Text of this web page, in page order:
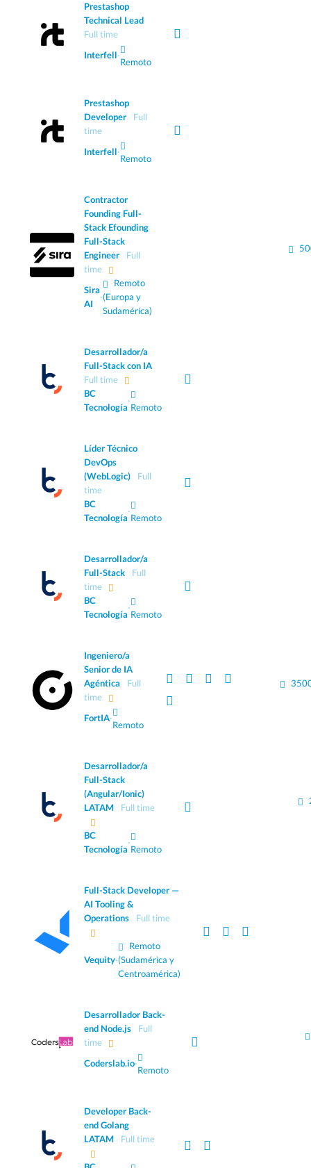
Prestashop
Technical Lead
Full time
Interfell·
Remoto
Prestashop
Developer
Full
time
Interfell·
Remoto
Contractor
Founding Full-
Stack Efounding
Full-Stack
Engineer
Full
time
Sira
AI
·
Remoto
(Europa y
Sudamérica)
Desarrollador/a
Full-Stack con IA
Full time
BC
Tecnología
·
Remoto
Líder Técnico
DevOps
(WebLogic)
Full
time
BC
Tecnología
·
Remoto
Desarrollador/a
Full-Stack
Full
time
BC
Tecnología
·
Remoto
Ingeniero/a
Senior de IA
Agéntica
Full
time
FortIA·
Remoto
Desarrollador/a
Full-Stack
(Angular/Ionic)
LATAM
Full time
BC
Tecnología
·
Remoto
Full-Stack Developer —
AI Tooling &
Operations
Full time
Vequity·
Remoto
(Sudamérica y
Centroamérica)
Desarrollador Back-
end Node.js
Full
time
Coderslab.io·
Remoto
Developer Back-
end Golang
LATAM
Full time